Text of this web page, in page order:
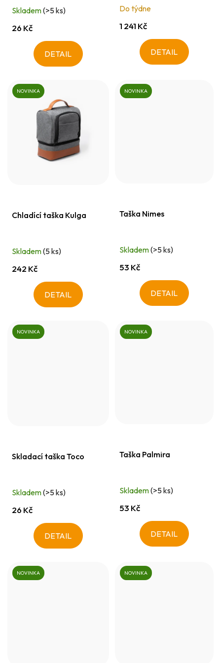
ů
Skladem(>5 ks)
26 Kč
DETAIL
Do týdne
1 241 Kč
DETAIL
NOVINKA
Chladící taška Kulga
Skladem(5 ks)
242 Kč
DETAIL
NOVINKA
Taška Nimes
Skladem(>5 ks)
53 Kč
DETAIL
NOVINKA
Skladací taška Toco
Skladem(>5 ks)
26 Kč
DETAIL
NOVINKA
Taška Palmira
Skladem(>5 ks)
53 Kč
DETAIL
NOVINKA NOVINKA